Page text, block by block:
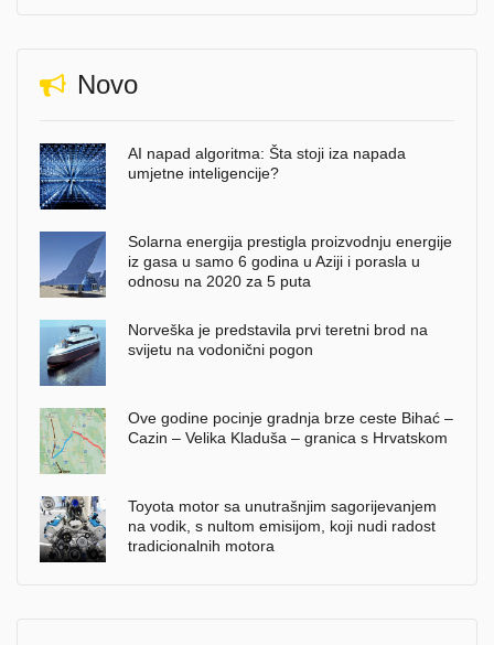
Novo
AI napad algoritma: Šta stoji iza napada
umjetne inteligencije?
Solarna energija prestigla proizvodnju energije
iz gasa u samo 6 godina u Aziji i porasla u
odnosu na 2020 za 5 puta
Norveška je predstavila prvi teretni brod na
svijetu na vodonični pogon
Ove godine pocinje gradnja brze ceste Bihać –
Cazin – Velika Kladuša – granica s Hrvatskom
Toyota motor sa unutrašnjim sagorijevanjem
na vodik, s nultom emisijom, koji nudi radost
tradicionalnih motora